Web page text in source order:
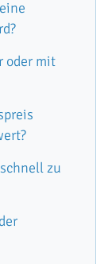
oder mit
zu